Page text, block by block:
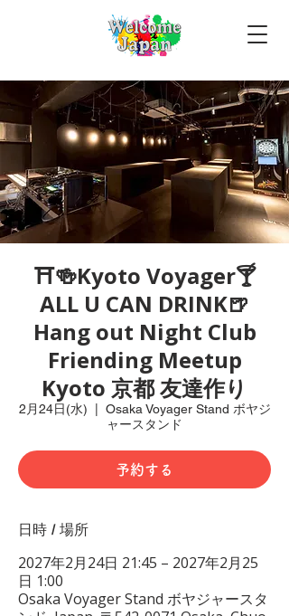
⛩🍻Kyoto Voyager🍸
ALL U CAN DRINK🍺
Hang out Night Club
Friending Meetup
Kyoto 京都 友達作り
2月24日(水)
Osaka Voyager Stand ボヤジ
ャースタンド
予約する
日時 / 場所
2027年2月24日 21:45 – 2027年2月25
日 1:00
Osaka Voyager Stand ボヤジャースタ